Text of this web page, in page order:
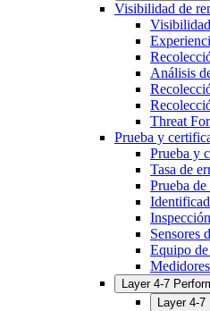
Visibilidad de
Análisis
Threat
Prueba y
Prueba y
Tasa de
Prueba
Sensores
Equipo
Layer 4-7
Layer 4-